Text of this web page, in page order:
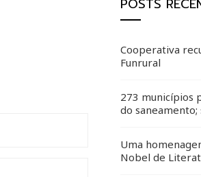
POSTS
Cooperativa
Funrural
273 municípios
do saneamento;
Uma
Nobel de